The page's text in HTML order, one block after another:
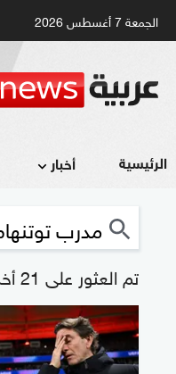
الجمعة 7 أغسطس 2026
الرئيسية أخبار
تم العثور على 21 أخبار "مدرب توتنهام"